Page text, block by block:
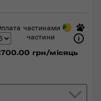
частинами
частини
грн/місяць